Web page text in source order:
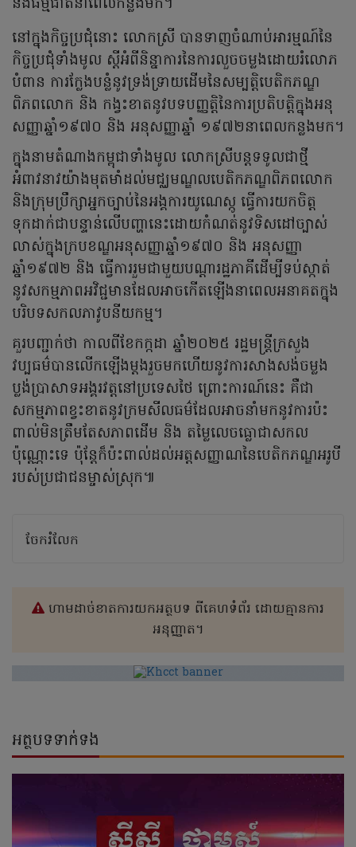
និងធម្មជាតិនាពេលកន្លងមក។
នៅក្នុងកិច្ចប្រជុំនោះ លោកស្រី បានទាញចំណាប់អារម្មណ៍នៃ
កិច្ចប្រជុំទាំងមូល ស្តីអំពីនិន្នាការនៃការលួចចម្លងដោយរំលោភ
បំពាន ការក្លែងបន្លំនូវទ្រង់ទ្រាយដើមនៃសម្បត្តិបេតិកភណ្ឌ
ពិភពលោក និង កង្វះខាតនូវបទបញ្ញត្តិនៃការប្រតិបត្តិក្នុងអនុ
សញ្ញាឆ្នាំ១៩៧០ និង អនុសញ្ញាឆ្នាំ ១៩៧២នាពេលកន្លងមក។
ក្នុងនាមតំណាងកម្ពុជាទាំងមូល លោកស្រីបន្តទទូលជាថ្មី
អំពាវនាវយ៉ាងមុតមាំដល់មជ្ឈមណ្ឌលបេតិកភណ្ឌពិភពលោក
និងក្រុមប្រឹក្សាអ្នកច្បាប់នៃអង្គការយូណេស្កូ ធ្វើការយកចិត្ត
ទុកដាក់ជាបន្ទាន់លើបញ្ហានេះដោយកំណត់នូវទិសដៅច្បាស់
លាស់ក្នុងក្របខណ្ឌអនុសញ្ញាឆ្នាំ១៩៧០ និង អនុសញ្ញា
ឆ្នាំ១៩៧២ និង ធ្វើការរួមជាមួយបណ្តារដ្ឋភាគីដើម្បីទប់ស្កាត់
នូវសកម្មភាពអវិជ្ជមានដែលអាចកើតឡើងនាពេលអនាគតក្នុង
បរិបទសកលភាវូបនីយកម្ម។
គួរបញ្ជាក់ថា កាលពីខែកក្កដា ឆ្នាំ២០២៥ រដ្ឋមន្ត្រីក្រសួង
វប្បធម៌បានលើកឡើងម្តងរួចមកហើយនូវការសាងសង់ចម្លង
ប្លង់ប្រាសាទអង្គរវត្តនៅប្រទេសថៃ ព្រោះការណ៍នេះ គឺជា
សកម្មភាពខ្វះខាតនូវក្រមសីលធម៌ដែលអាចនាំមកនូវការប៉ះ
ពាល់មិនត្រឹមតែសភាពដើម និង តម្លៃលេចធ្លោជាសកល
ប៉ុណ្ណោះទេ ប៉ុន្តែក៏ប៉ះពាល់ដល់អត្តសញ្ញាណនៃបេតិកភណ្ឌអរូបី
របស់ប្រជាជនម្ចាស់ស្រុក៕
ចែករំលែក
ហាមដាច់ខាតការយកអត្ថបទ ពីគេហទំព័រ ដោយគ្មានការ
អនុញ្ញាត។
អត្ថបទទាក់ទង